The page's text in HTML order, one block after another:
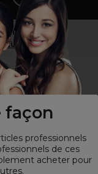
façon
professionnels
de ces
acheter pour
?
!